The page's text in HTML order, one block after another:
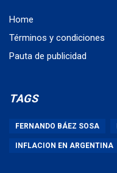
Home
Términos y condiciones
Pauta de publicidad
TAGS
FERNANDO BÁEZ SOSA
INFLACION EN ARGENTINA